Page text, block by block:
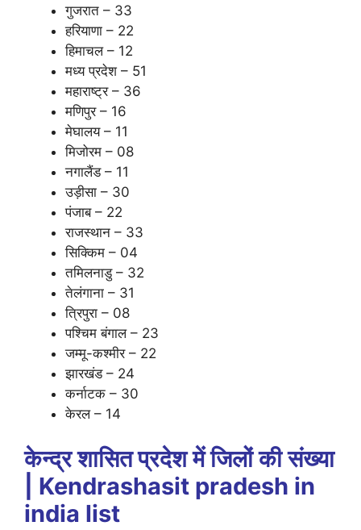
गुजरात – 33
हरियाणा – 22
हिमाचल – 12
मध्य प्रदेश – 51
महाराष्ट्र – 36
मणिपुर – 16
मेघालय – 11
मिजोरम – 08
नगालैंड – 11
उड़ीसा – 30
पंजाब – 22
राजस्थान – 33
सिक्किम – 04
तमिलनाडु – 32
तेलंगाना – 31
त्रिपुरा – 08
पश्चिम बंगाल – 23
जम्मू-कश्मीर – 22
झारखंड – 24
कर्नाटक – 30
केरल – 14
केन्द्र शासित प्रदेश में जिलों की संख्या
| Kendrashasit pradesh in
india list